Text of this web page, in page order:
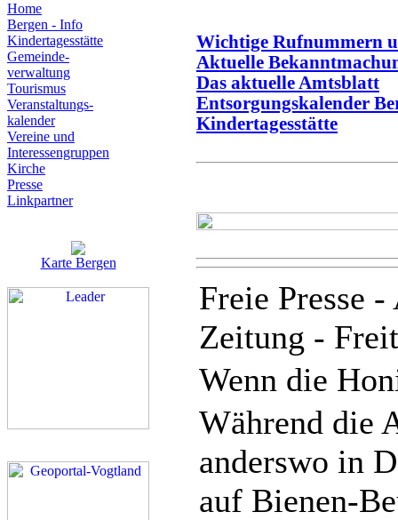
Home
Bergen - Info
Kindertagesstätte
Gemeinde-
verwaltung
Tourismus
Veranstaltungs-
kalender
Vereine und
Interessen­gruppen
Kirche
Presse
Linkpartner
Karte Bergen
Wichtige Rufnummern
Aktuelle
Das aktuelle Amtsblatt
Entsorgungskalender
Kindertagesstätte
Freie Presse
Zeitung -
Wenn die
Während die
anderswo in
auf Bienen-